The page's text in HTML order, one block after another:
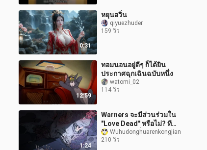
0:31
หยุนอวิ่น
qiyuezhuder
159 วิว
12:59
ทอมนอนอยู่ดีๆ ก็ได้ยิน
ประกาศฉุกเฉินฉบับหนึ่ง
watomi_02
114 วิว
1:24
Warners จะมีส่วนร่วมใน
"Love Dead" หรือไม่? ที
เซอร์แอนิเมชั่นไซไฟ
สำหรับผู้ใหญ่
Wuhudonghuarenkongjian
210 วิว